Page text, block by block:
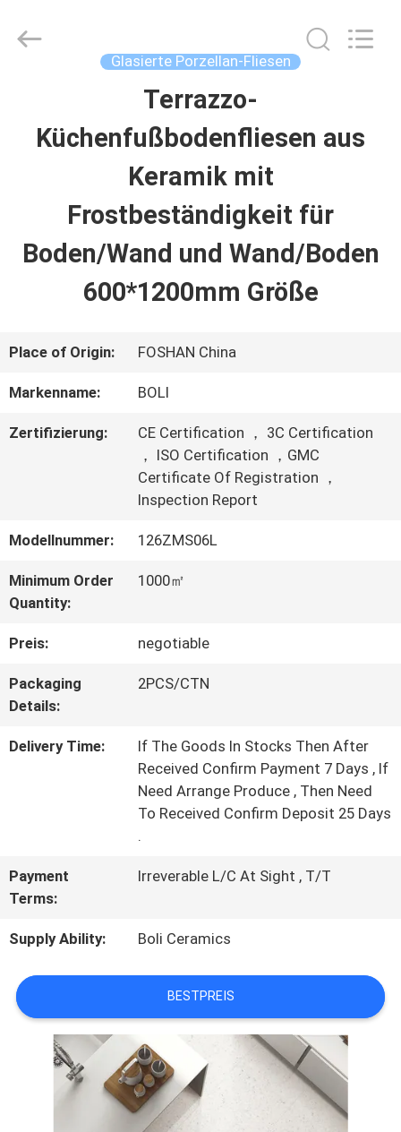
HAUSE
PRODUKTE
VIDEOS
WERKSBESICHTIGUNG
QUALITÄTSKONTROLLE
KONTAKT
MIT
UNS
BITTE UM
EIN
BOLI
CERAMICS
Glasierte Porzellan-Fliesen
Terrazzo-
Küchenfußbodenfliesen aus
Keramik mit
Frostbeständigkeit für
Boden/Wand und Wand/Boden
600*1200mm Größe
Place of Origin: FOSHAN China
Markenname: BOLI
Zertifizierung:
CE Certification ， 3C Certification
， ISO Certification ，GMC
Certificate Of Registration ，
Inspection Report
Modellnummer: 126ZMS06L
Minimum Order
Quantity:
1000㎡
Preis: negotiable
Packaging
Details:
2PCS/CTN
Delivery Time:
If The Goods In Stocks Then After
Received Confirm Payment 7 Days , If
Need Arrange Produce , Then Need
To Received Confirm Deposit 25 Days
.
Payment
Terms:
Irreverable L/C At Sight , T/T
Supply Ability: Boli Ceramics
BESTPREIS